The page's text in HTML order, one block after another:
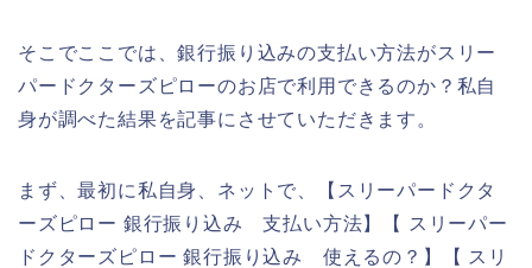
そこでここでは、銀行振り込みの支払い方法がスリー
パードクターズピローのお店で利用できるのか？私自
身が調べた結果を記事にさせていただきます。
まず、最初に私自身、ネットで、【スリーパードクタ
ーズピロー 銀行振り込み 支払い方法】【 スリーパー
ドクターズピロー 銀行振り込み 使えるの？】【 スリ